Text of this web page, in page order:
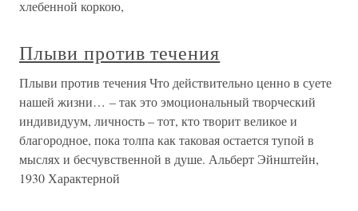
хлебенной коркою,
Плыви против течения
Плыви против течения Что действительно ценно в суете
нашей жизни… – так это эмоциональный творческий
индивидуум, личность – тот, кто творит великое и
благородное, пока толпа как таковая остается тупой в
мыслях и бесчувственной в душе. Альберт Эйнштейн,
1930 Характерной